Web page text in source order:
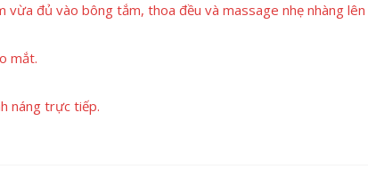
đủ vào bông tắm, thoa đều và massage nhẹ nhàng lên
mắt.
náng trực tiếp.